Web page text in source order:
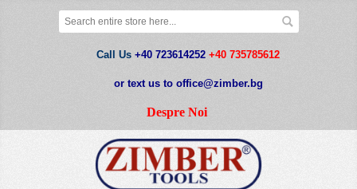
Call Us +40 723614252 +40 735785612
or text us to office@zimber.bg
Despre Noi